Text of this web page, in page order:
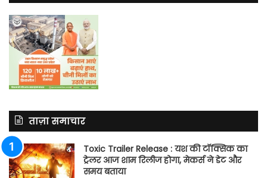
ताज़ा समाचार
Toxic Trailer Release : यश की टॉक्सिक का
ट्रेलर आज शाम रिलीज होगा, मेकर्स ने डेट और
समय बताया